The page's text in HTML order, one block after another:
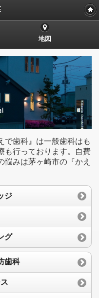
地図
で歯科』は一般歯科はも
も行っております。自費
悩みは茅ヶ崎市の『かえ
ジ
グ
歯科